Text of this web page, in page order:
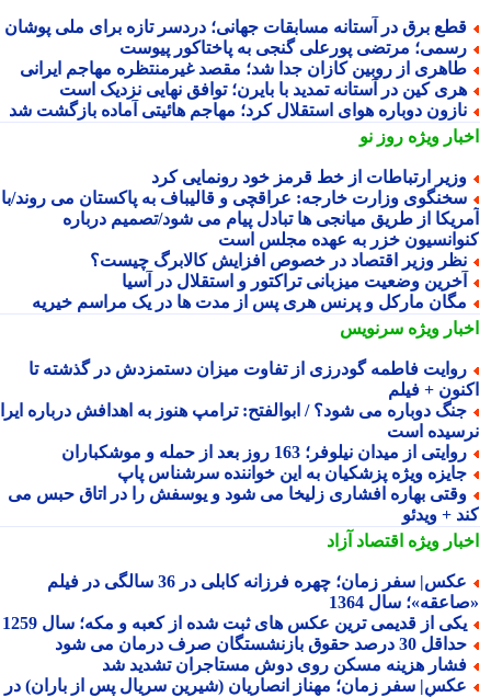
برق در آستانه مسابقات جهانی؛ دردسر تازه برای ملی پوشان
مرتضی پورعلی گنجی به پاختاکور پیوست
از روبین کازان جدا شد؛ مقصد غیرمنتظره مهاجم ایرانی
کین در آستانه تمدید با بایرن؛ توافق نهایی نزدیک است
دوباره هوای استقلال کرد؛ مهاجم هائیتی آماده بازگشت شد
ویژهروز نو
ارتباطات از خط قرمز خود رونمایی کرد
وزارت خارجه: عراقچی و قالیباف به پاکستان می روند/با
از طریق میانجی ها تبادل پیام می شود/تصمیم درباره
خزر به عهده مجلس است
وزیر اقتصاد در خصوص افزایش کالابرگ چیست؟
وضعیت میزبانی تراکتور و استقلال در آسیا
مارکل و پرنس هری پس از مدت ها در یک مراسم خیریه
ویژهسرنویس
فاطمه گودرزی از تفاوت میزان دستمزدش در گذشته تا
+ فیلم
دوباره می شود؟ / ابوالفتح: ترامپ هنوز به اهدافش درباره ایران
است
از میدان نیلوفر؛ 163 روز بعد از حمله و موشکباران
ویژه پزشکیان به این خواننده سرشناس پاپ
بهاره افشاری زلیخا می شود و یوسفش را در اتاق حبس می
+ ویدئو
ویژهاقتصاد آزاد
عکس| سفر زمان؛ چهره فرزانه کابلی در 36 سالگی در فیلم
سال 1364
از قدیمی ترین عکس های ثبت شده از کعبه و مکه؛ سال 1259
30 درصد حقوق بازنشستگان صرف درمان می شود
هزینه مسکن روی دوش مستاجران تشدید شد
سفر زمان؛ مهناز انصاریان (شیرین سریال پس از باران) در